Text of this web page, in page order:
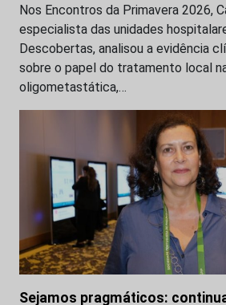
Nos Encontros da Primavera 2026,
especialista das unidades
Descobertas, analisou a evidência
sobre o papel do tratamento local
oligometastática,…
Sejamos pragmáticos: